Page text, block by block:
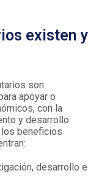
existen y
son
apoyar o
con la
y desarrollo
beneficios
desarrollo e